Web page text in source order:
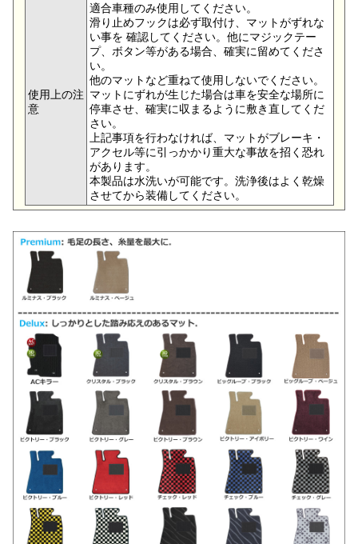
使用上の注
意
適合車種のみ使用してください。
滑り止めフックは必ず取付け、マットがずれな
い事を 確認してください。他にマジックテー
プ、ボタン等がある場合、確実に留めてくださ
い。
他のマットなど重ねて使用しないでください。
マットにずれが生じた場合は車を安全な場所に
停車させ、確実に収まるように敷き直してくだ
さい。
上記事項を行わなければ、マットがブレーキ・
アクセル等に引っかかり重大な事故を招く恐れ
があります。
本製品は水洗いが可能です。洗浄後はよく乾燥
させてから装備してください。